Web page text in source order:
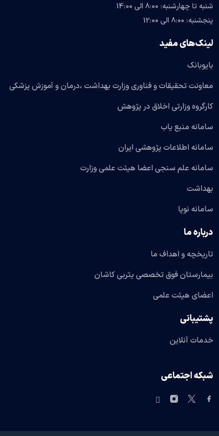
شنبه تا چهارشنبه: 8:00 الی 14:00
پنجشنبه: 8:00 الی 12:00
لینک‌های مفید
بایوبانک
معاونت تحقیقات و فناوری وزارت بهداشت ،درمان و آموزش پزشکی
کارگروه وزارتی اخلاق در پژوهش
سامانه منبع یاب
سامانه اطلاعات پژوهشی ایران
سامانه علم سنجی اعضا هیئت علمی وزارت
بهداشت
سامانه نوپا
درباره ما
تاریخچه و اهداف ما
بیمارستان فوق تخصصی یثربی کاشان
اعضای هیئت علمی
پشتیبانی
خدمات آنلاین
شبکه اجتماعی